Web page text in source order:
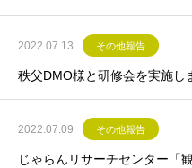
2022.07.13 その他報告
秩父DMO様と研修会を実施し
2022.07.09 その他報告
じゃらんリサーチセンター「